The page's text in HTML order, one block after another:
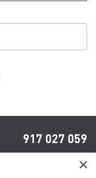
917 027 059
×